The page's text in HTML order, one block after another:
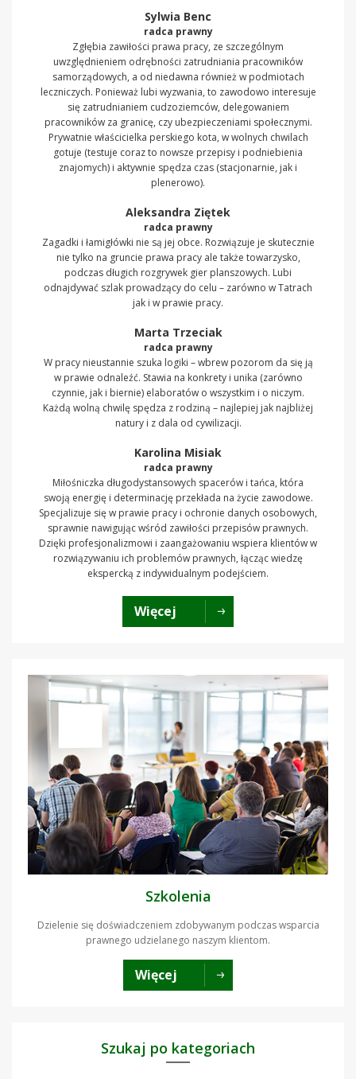
Sylwia Benc
radca prawny
Zgłębia zawiłości prawa pracy, ze szczególnym
uwzględnieniem odrębności zatrudniania pracowników
samorządowych, a od niedawna również w podmiotach
leczniczych. Ponieważ lubi wyzwania, to zawodowo interesuje
się zatrudnianiem cudzoziemców, delegowaniem
pracowników za granicę, czy ubezpieczeniami społecznymi.
Prywatnie właścicielka perskiego kota, w wolnych chwilach
gotuje (testuje coraz to nowsze przepisy i podniebienia
znajomych) i aktywnie spędza czas (stacjonarnie, jak i
plenerowo).
Aleksandra Ziętek
radca prawny
Zagadki i łamigłówki nie są jej obce. Rozwiązuje je skutecznie
nie tylko na gruncie prawa pracy ale także towarzysko,
podczas długich rozgrywek gier planszowych. Lubi
odnajdywać szlak prowadzący do celu – zarówno w Tatrach
jak i w prawie pracy.
Marta Trzeciak
radca prawny
W pracy nieustannie szuka logiki – wbrew pozorom da się ją
w prawie odnaleźć. Stawia na konkrety i unika (zarówno
czynnie, jak i biernie) elaboratów o wszystkim i o niczym.
Każdą wolną chwilę spędza z rodziną – najlepiej jak najbliżej
natury i z dala od cywilizacji.
Karolina Misiak
radca prawny
Miłośniczka długodystansowych spacerów i tańca, która
swoją energię i determinację przekłada na życie zawodowe.
Specjalizuje się w prawie pracy i ochronie danych osobowych,
sprawnie nawigując wśród zawiłości przepisów prawnych.
Dzięki profesjonalizmowi i zaangażowaniu wspiera klientów w
rozwiązywaniu ich problemów prawnych, łącząc wiedzę
ekspercką z indywidualnym podejściem.
Więcej
Szkolenia
Dzielenie się doświadczeniem zdobywanym podczas wsparcia
prawnego udzielanego naszym klientom.
Więcej
Szukaj po kategoriach